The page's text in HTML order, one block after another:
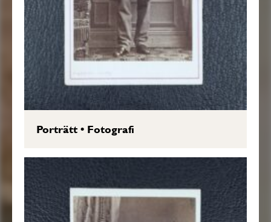
Porträtt• Fotografi